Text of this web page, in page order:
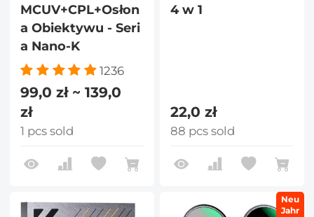
MCUV+CPL+Osłon
a Obiektywu - Seri
a Nano-K
1236
99,0 zł ~ 139,0
zł
1 pcs sold
4 w 1
22,0 zł
88 pcs sold
Neu
Jahr